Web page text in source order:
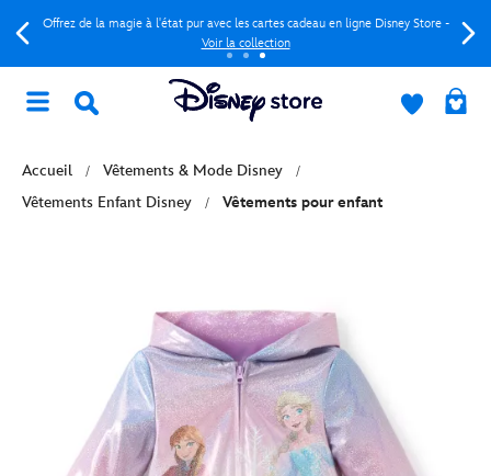
Offrez de la magie à l'état pur avec les cartes cadeau en ligne Disney Store -
Voir la collection
Accueil
Vêtements & Mode Disney
Vêtements Enfant Disney
Vêtements pour enfant